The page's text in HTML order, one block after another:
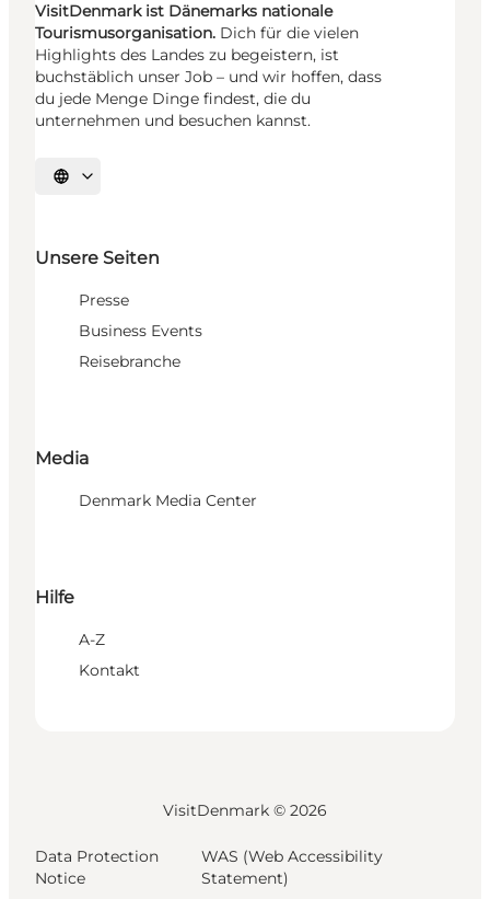
VisitDenmark ist Dänemarks nationale
Tourismusorganisation. Dich für die vielen
Highlights des Landes zu begeistern, ist
buchstäblich unser Job – und wir hoffen, dass
du jede Menge Dinge findest, die du
unternehmen und besuchen kannst.
Sprache auswählen
Unsere Seiten
Presse
Business Events
Reisebranche
Media
Denmark Media Center
Hilfe
A-Z
Kontakt
VisitDenmark © 2026
Data Protection
Notice
WAS (Web Accessibility
Statement)